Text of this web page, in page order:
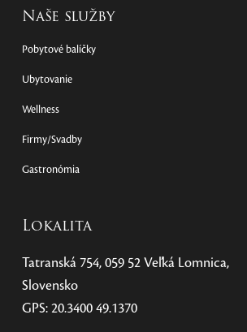
Naše služby
Pobytové balíčky
Ubytovanie
Wellness
Firmy/Svadby
Gastronómia
Lokalita
Tatranská 754, 059 52 Veľká Lomnica,
Slovensko
GPS: 20.3400 49.1370